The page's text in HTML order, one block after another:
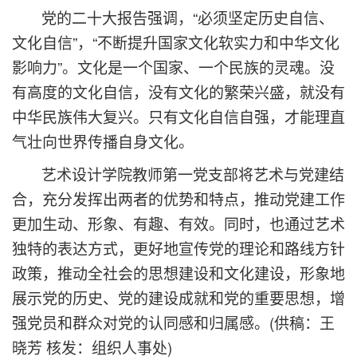
党的二十大报告强调，“必须坚定历史自信、
文化自信”，“不断提升国家文化软实力和中华文化
影响力”。文化是一个国家、一个民族的灵魂。没
有高度的文化自信，没有文化的繁荣兴盛，就没有
中华民族伟大复兴。只有文化自信自强，才能理直
气壮向世界传播自身文化。
艺术设计学院教师第一党支部将艺术与党建结
合，充分发挥出两者的优势和特点，推动党建工作
更加生动、形象、有趣、有效。同时，也通过艺术
独特的表达方式，更好地宣传党的理论和路线方针
政策，推动全社会的思想建设和文化建设，形象地
展示党的历史、党的建设成就和党的重要思想，增
强党员和群众对党的认同感和归属感。 (供稿：王
晓芳 核发：组织人事处)